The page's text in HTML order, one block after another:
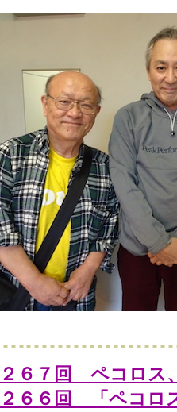
６７回 ペコロス
６６回 「ペコロ